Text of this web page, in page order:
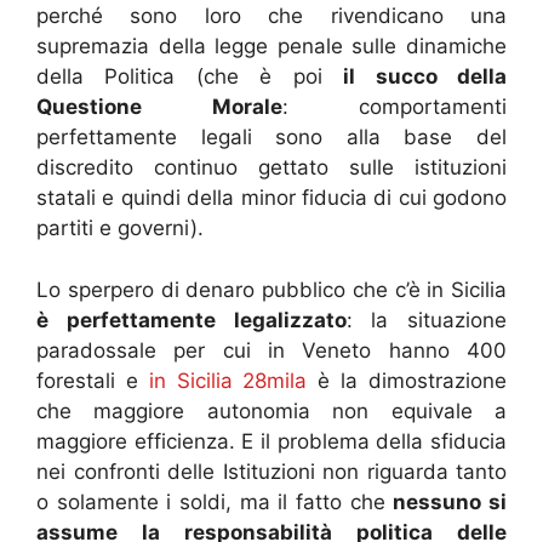
perché sono loro che rivendicano una
supremazia della legge penale sulle dinamiche
della Politica (che è poi il succo della
Questione Morale: comportamenti
perfettamente legali sono alla base del
discredito continuo gettato sulle istituzioni
statali e quindi della minor fiducia di cui godono
partiti e governi).
Lo sperpero di denaro pubblico che c’è in Sicilia
è perfettamente legalizzato: la situazione
paradossale per cui in Veneto hanno 400
forestali e in Sicilia 28mila è la dimostrazione
che maggiore autonomia non equivale a
maggiore efficienza. E il problema della sfiducia
nei confronti delle Istituzioni non riguarda tanto
o solamente i soldi, ma il fatto che nessuno si
assume la responsabilità politica delle